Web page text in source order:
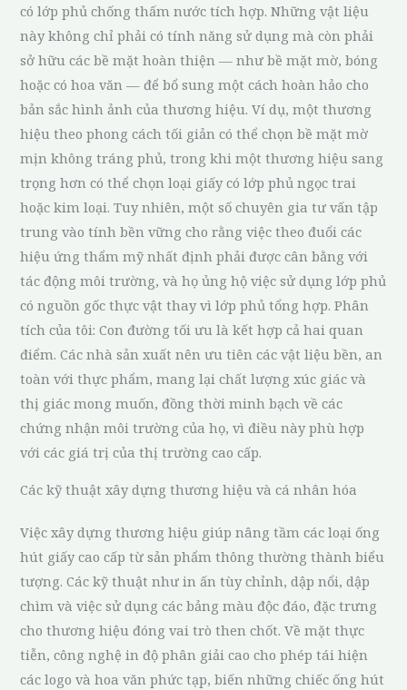
có lớp phủ chống thấm nước tích hợp. Những vật liệu
này không chỉ phải có tính năng sử dụng mà còn phải
sở hữu các bề mặt hoàn thiện — như bề mặt mờ, bóng
hoặc có hoa văn — để bổ sung một cách hoàn hảo cho
bản sắc hình ảnh của thương hiệu. Ví dụ, một thương
hiệu theo phong cách tối giản có thể chọn bề mặt mờ
mịn không tráng phủ, trong khi một thương hiệu sang
trọng hơn có thể chọn loại giấy có lớp phủ ngọc trai
hoặc kim loại. Tuy nhiên, một số chuyên gia tư vấn tập
trung vào tính bền vững cho rằng việc theo đuổi các
hiệu ứng thẩm mỹ nhất định phải được cân bằng với
tác động môi trường, và họ ủng hộ việc sử dụng lớp phủ
có nguồn gốc thực vật thay vì lớp phủ tổng hợp. Phân
tích của tôi: Con đường tối ưu là kết hợp cả hai quan
điểm. Các nhà sản xuất nên ưu tiên các vật liệu bền, an
toàn với thực phẩm, mang lại chất lượng xúc giác và
thị giác mong muốn, đồng thời minh bạch về các
chứng nhận môi trường của họ, vì điều này phù hợp
với các giá trị của thị trường cao cấp.
Các kỹ thuật xây dựng thương hiệu và cá nhân hóa
Việc xây dựng thương hiệu giúp nâng tầm các loại ống
hút giấy cao cấp từ sản phẩm thông thường thành biểu
tượng. Các kỹ thuật như in ấn tùy chỉnh, dập nổi, dập
chìm và việc sử dụng các bảng màu độc đáo, đặc trưng
cho thương hiệu đóng vai trò then chốt. Về mặt thực
tiễn, công nghệ in độ phân giải cao cho phép tái hiện
các logo và hoa văn phức tạp, biến những chiếc ống hút